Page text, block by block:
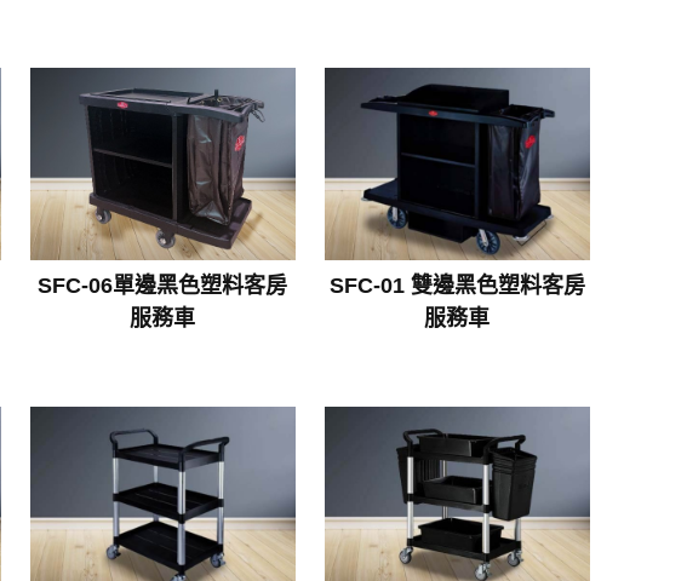
SFC-06單邊黑色塑料客房
服務車
SFC-01 雙邊黑色塑料客房
服務車